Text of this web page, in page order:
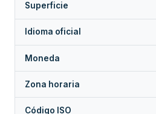
Superficie
Idioma oficial
Moneda
Zona horaria
Código ISO